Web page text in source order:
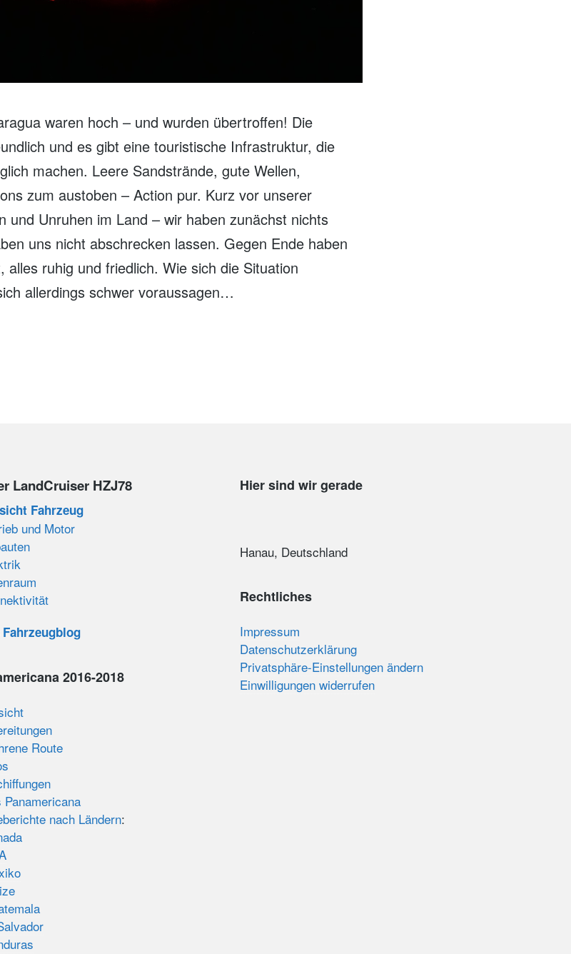
waren hoch – und wurden übertroffen! Die
und es gibt eine touristische Infrastruktur, die
machen. Leere Sandstrände, gute Wellen,
zum austoben – Action pur. Kurz vor unserer
und Unruhen im Land – wir haben zunächst nichts
uns nicht abschrecken lassen. Gegen Ende haben
ruhig und friedlich. Wie sich die Situation
allerdings schwer voraussagen…
LandCruiser HZJ78
Fahrzeug
und Motor
2016-2018
Route
Panamericana
nach Ländern:
Hier sind wir gerade
Hanau, Deutschland
Rechtliches
Impressum
Datenschutzerklärung
Privatsphäre-Einstellungen ändern
Einwilligungen widerrufen